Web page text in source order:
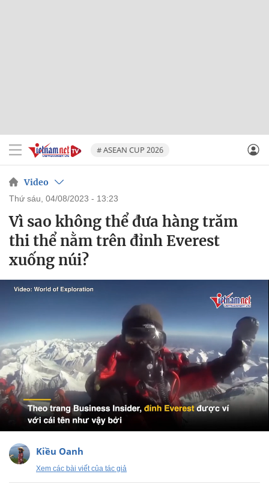
# ASEAN CUP 2026
Video
thứ sáu, 04/08/2023 - 13:23
Vì sao không thể đưa hàng trăm
thi thể nằm trên đỉnh Everest
xuống núi?
Kiều Oanh
Xem các bài viết của tác giả